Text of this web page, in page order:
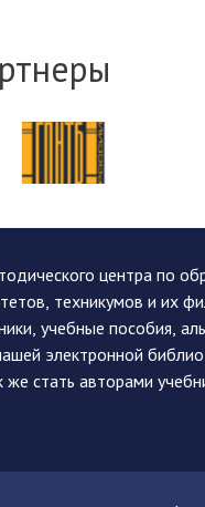
центра по
техникумов и их
учебные пособия,
электронной
же стать авторами